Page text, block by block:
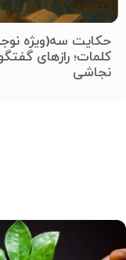
حکایت سه(ویژه
کلمات؛ رازهای
نجاشی